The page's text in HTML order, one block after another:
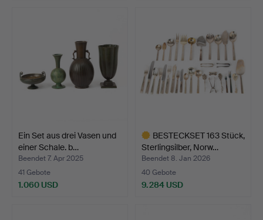
Ein Set aus drei Vasen und
einer Schale. b…
Beendet 7. Apr 2025
41 Gebote
1.060 USD
BESTECKSET 163 Stück,
Sterlingsilber, Norw…
Beendet 8. Jan 2026
40 Gebote
9.284 USD